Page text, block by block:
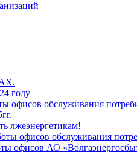
году
офисов обслуживания
лжеэнергетикам!
офисов обслуживания
офисов АО